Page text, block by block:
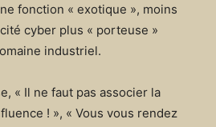
fonction « exotique », moins
cyber plus « porteuse »
industriel.
« Il ne faut pas associer la
! », « Vous vous rendez